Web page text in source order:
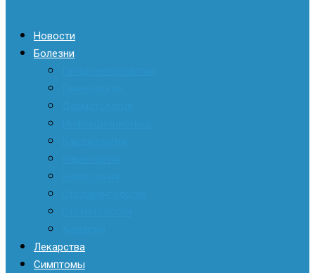
Новости
Болезни
Лекарства
Симптомы